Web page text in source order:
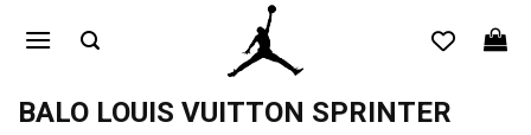
qua
dungBALO LOUIS VUITTON SPRINTER